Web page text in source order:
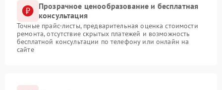
Прозрачное ценообразование и бесплатная
консультация
Точные прайс-листы, предварительная оценка стоимости
ремонта, отсутствие скрытых платежей и возможность
бесплатной консультации по телефону или онлайн на
сайте